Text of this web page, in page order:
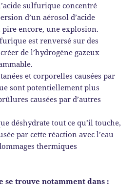
sulfurique concentré
d’un aérosol d’acide
encore, une explosion.
est renversé sur des
de l’hydrogène gazeux
et corporelles causées par
sont potentiellement plus
causées par d’autres
déshydrate tout ce qu’il touche,
par cette réaction avec l’eau
thermiques
se trouve notamment dans :